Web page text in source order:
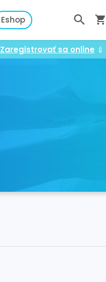
Eshop
Zaregistrovať sa online 💉